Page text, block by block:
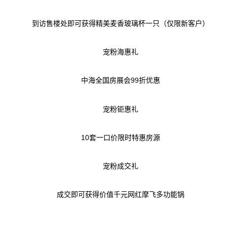
到访售楼处即可获得精美麦香玻璃杯一只（仅限新客户）
宠粉海惠礼
中海全国房展会99折优惠
宠粉钜惠礼
10套一口价限时特惠房源
宠粉成交礼
成交即可获得价值千元网红摩飞多功能锅